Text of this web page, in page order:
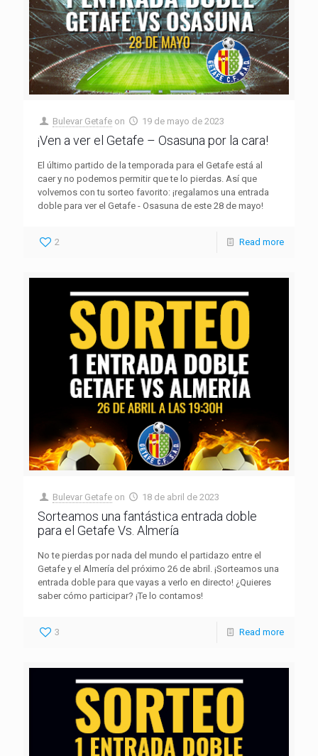
Bulevar Getafe on 19 de mayo de 2023
¡Ven a ver el Getafe – Osasuna por la cara!
El último partido de la temporada para el Getafe está al
caer y no podemos permitir que te lo pierdas. Así que
volvemos con tu sorteo favorito: ¡regalamos una entrada
doble para ver el Getafe - Osasuna de este 28 de mayo!
2 Read more
Bulevar Getafe on 18 de abril de 2023
Sorteamos una fantástica entrada doble
para el Getafe Vs. Almería
No te pierdas por nada del mundo el partidazo entre el
Getafe y el Almería del próximo 26 de abril. ¡Sorteamos una
entrada doble para que vayas a verlo en directo! ¿Quieres
saber cómo participar? ¡Te lo contamos!
3 Read more